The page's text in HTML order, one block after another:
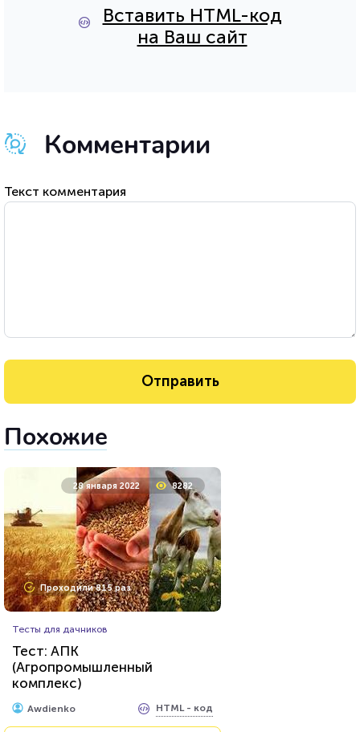
Вставить HTML-код
на Ваш сайт
Комментарии
Текст комментария
Похожие
28 января 2022 8282
Проходили 815 раз
Тесты для дачников
Тест: АПК
(Агропромышленный
комплекс)
Awdienko HTML - код